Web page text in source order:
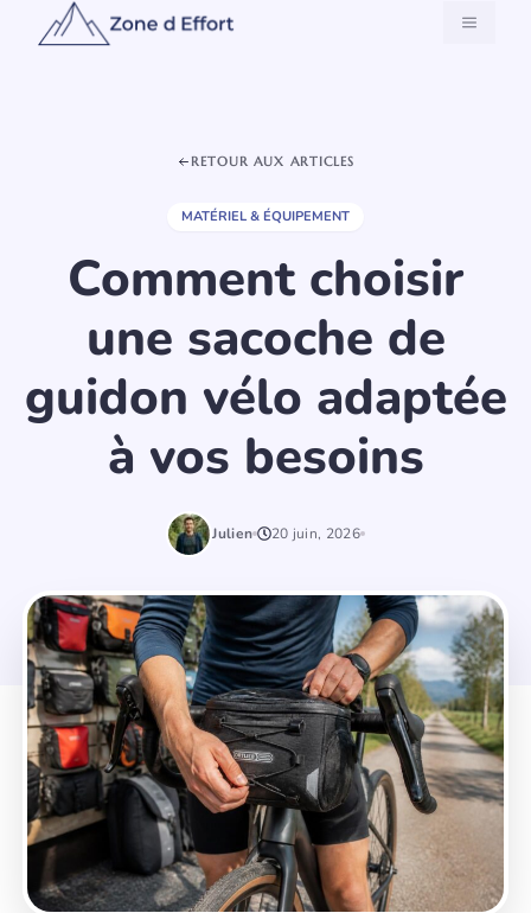
MENU
RETOUR AUX ARTICLES
MATÉRIEL & ÉQUIPEMENT
Comment choisir
une sacoche de
guidon vélo adaptée
à vos besoins
Julien 20 juin, 2026